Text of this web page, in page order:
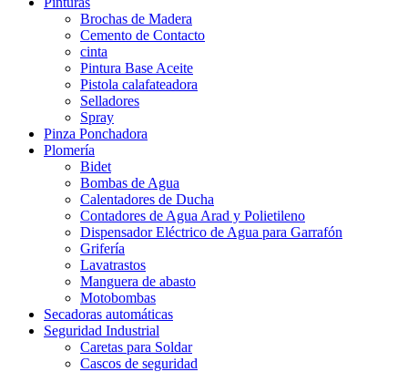
Brochas de Madera
Cemento de Contacto
cinta
Pintura Base Aceite
Pistola calafateadora
Selladores
Spray
Pinza Ponchadora
Plomería
Bidet
Bombas de Agua
Calentadores de Ducha
Contadores de Agua Arad y Polietileno
Dispensador Eléctrico de Agua para Garrafón
Grifería
Lavatrastos
Manguera de abasto
Motobombas
Secadoras automáticas
Seguridad Industrial
Caretas para Soldar
Cascos de seguridad